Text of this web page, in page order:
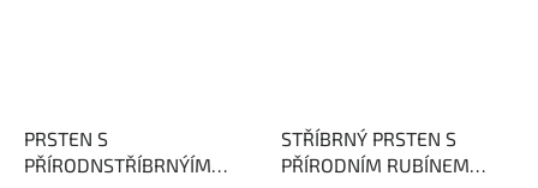
PRSTEN S
PŘÍRODNSTŘÍBRNÝÍM
STŘÍBRNÝ PRSTEN S
PŘÍRODNÍM RUBÍNEM